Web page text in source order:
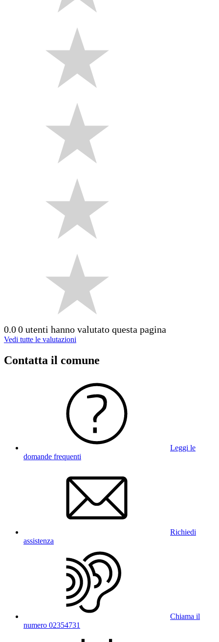
0.00 utenti hanno valutato questa pagina
Vedi tutte le valutazioni
Contatta il comune
Leggi le
domande frequenti
Richiedi
assistenza
Chiama il
numero 02354731